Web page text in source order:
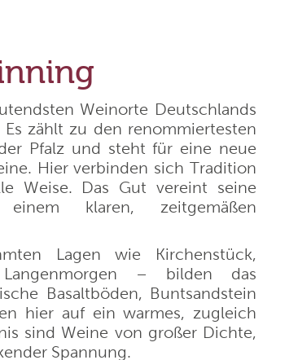
Weingut Wedekind
Jean Durup
Schloss Schönberg
Weingut Heinrich
Cantina Pratello
Domaine Notre Dame des Pallières
Weinorte Deutschlands
zählt zu den renommiertesten
Pfalz und steht für eine neue
Hier verbinden sich Tradition
Weise. Das Gut vereint seine
klaren, zeitgemäßen
Lagen wie Kirchenstück,
– bilden das
Basaltböden, Buntsandstein
hier auf ein warmes, zugleich
sind Weine von großer Dichte,
Spannung.